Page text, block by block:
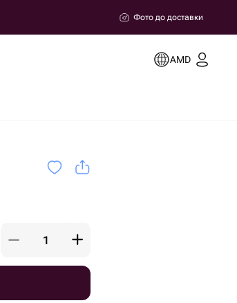
Фото до доставки
AMD